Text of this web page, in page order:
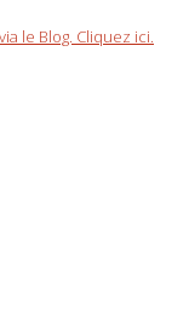
le Blog. Cliquez ici.